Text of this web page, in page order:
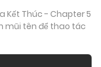
Kết Thúc - Chapter 5
mũi tên để thao tác